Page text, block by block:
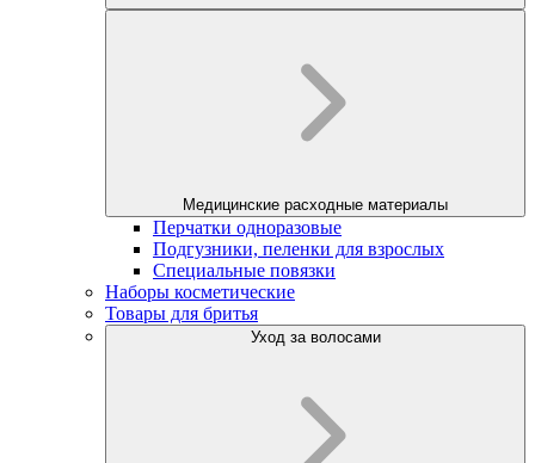
Медицинские расходные материалы
Перчатки одноразовые
Подгузники, пеленки для взрослых
Специальные повязки
Наборы косметические
Товары для бритья
Уход за волосами